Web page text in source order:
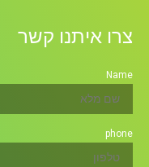
צרו איתנו קשר
Name
phone